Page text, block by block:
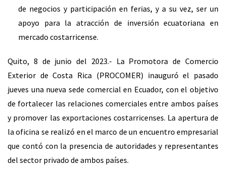
de negocios y participación en ferias, y a su vez, ser un
apoyo para la atracción de inversión ecuatoriana en
mercado costarricense.
Quito, 8 de junio del 2023.- La Promotora de Comercio
Exterior de Costa Rica (PROCOMER) inauguró el pasado
jueves una nueva sede comercial en Ecuador, con el objetivo
de fortalecer las relaciones comerciales entre ambos países
y promover las exportaciones costarricenses. La apertura de
la oficina se realizó en el marco de un encuentro empresarial
que contó con la presencia de autoridades y representantes
del sector privado de ambos países.